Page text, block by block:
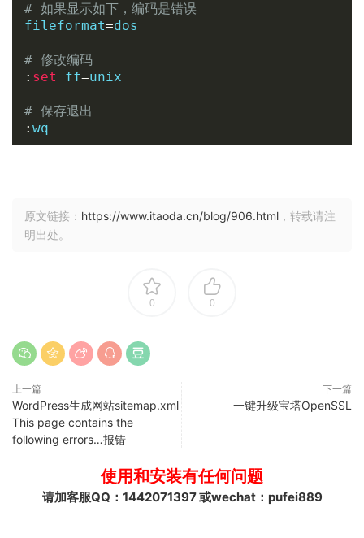
# 如果显示如下，编码是错误
fileformat=dos
# 修改编码
: set ff=unix
# 保存退出
:
原文链接： https://www.itaoda.cn/blog/906.html ，转载请注
明出处。
0 0
上一篇
WordPress生成网站sitemap.xml
This page contains the
following errors…报错
下一篇
一键升级宝塔OpenSSL
使用和安装有任何问题
请加客服QQ：1442071397 或wechat：pufei889